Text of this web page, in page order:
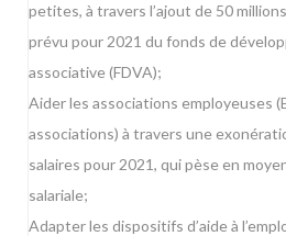
petites, à travers l’ajout de 50
prévu pour 2021 du fonds de
associative (FDVA);
Aider les associations employeuses
associations) à travers une
salaires pour 2021, qui pèse en
salariale;
Adapter les dispositifs d’aide à